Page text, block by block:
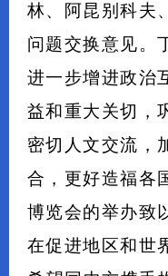
林、阿昆别科夫
问题交换意见。
进一步增进政治
益和重大关切，
密切人文交流，
合，更好造福各
博览会的举办致
在促进地区和世